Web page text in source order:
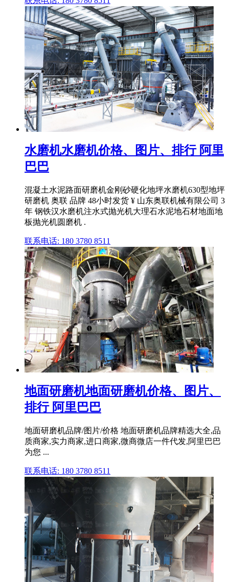
水磨机水磨机价格、图片、排行 阿里
巴巴
混凝土水泥路面研磨机金刚砂硬化地坪水磨机630型地坪
研磨机 奥联 品牌 48小时发货 ¥ 山东奥联机械有限公司 3
年 钢铁汉水磨机注水式抛光机大理石水泥地石材地面地
板抛光机圆磨机 .
联系电话: 180 3780 8511
地面研磨机地面研磨机价格、图片、
排行 阿里巴巴
地面研磨机品牌/图片/价格 地面研磨机品牌精选大全,品
质商家,实力商家,进口商家,微商微店一件代发,阿里巴巴
为您 ...
联系电话: 180 3780 8511